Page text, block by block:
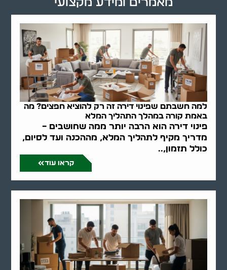
למה חשבתם שפינוי דירה זה רק להוציא חפצים? מה
באמת קורה במהלך התהליך המלא
פינוי דירה הוא הרבה יותר ממה שחושבים –
מדריך מקיף לתהליך המלא, מההכנה ועד לסיום,
כולל תזמון,..
קראו עוד